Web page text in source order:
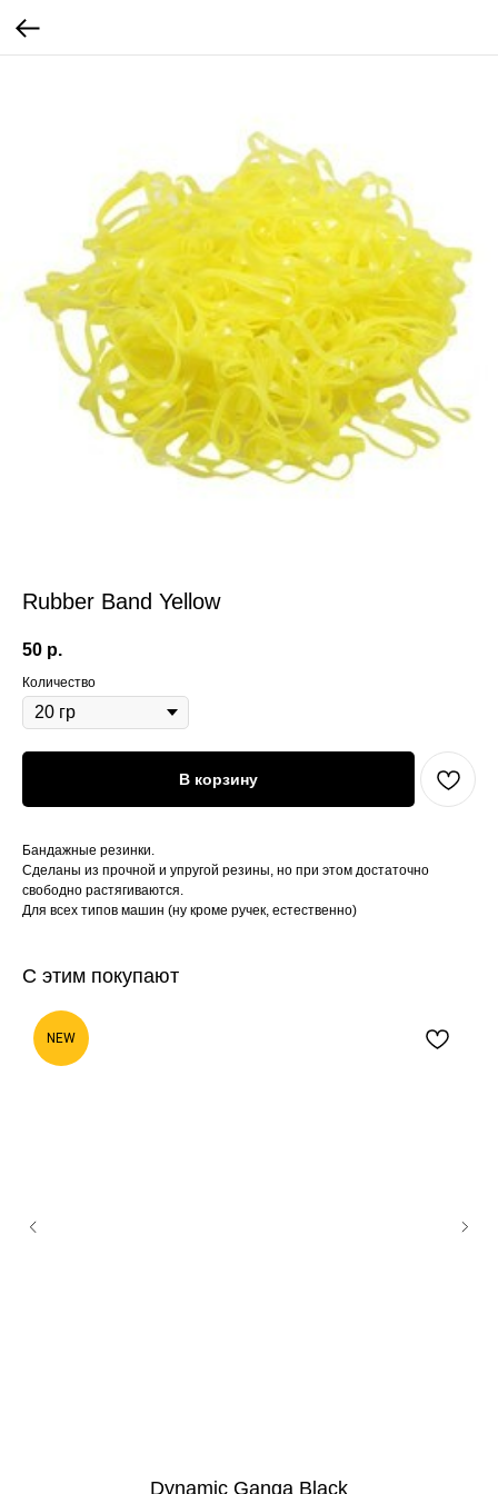
Rubber Band Yellow
50 р.
Количество
В корзину
Бандажные резинки.
Сделаны из прочной и упругой резины, но при этом достаточно
свободно растягиваются.
Для всех типов машин (ну кроме ручек, естественно)
С этим покупают
NEW
Dynamic Ganga Black